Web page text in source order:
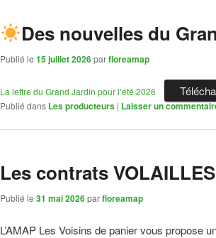
Des nouvelles du
Publié le15 juillet 2026 parfloreamap
La lettre du Grand Jardin pour l’été 2026
Publié dans Les producteurs | Laisser un
Les contrats
Publié le31 mai 2026 parfloreamap
L’AMAP Les Voisins de panier vous propose